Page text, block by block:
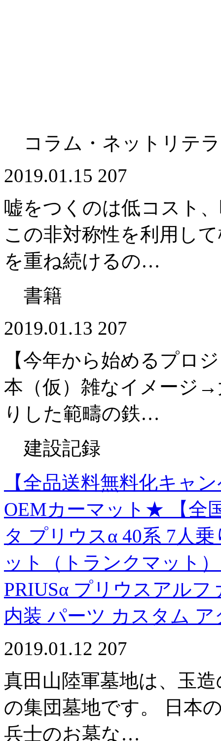
コラム・ネットリテ
2019.01.15 207
嘘をつくのは低コスト
この非対称性を利用し
を重ね続けるの…
書籍
2019.01.13 207
【今年から始めるプロ
本（仮）雑なイメージ
りした範疇の鉄…
建設記録
【全品送料無料化キャ
OEMカーマット★ 【全
タ プリウスα 40系 7人
ット（トランクマット
PRIUSα プリウスアル
内装 パーツ カスタム
2019.01.12 207
真田山陸軍墓地は、玉
の集団墓地です。 日本
兵士のお墓な…